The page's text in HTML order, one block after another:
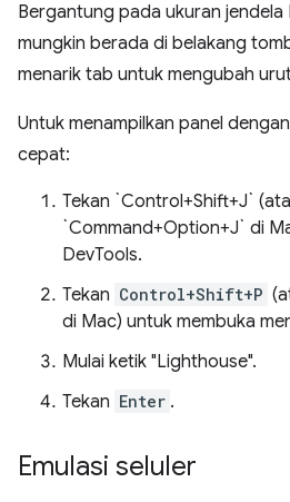
Bergantung pada ukuran jendela
mungkin berada di belakang
menarik tab untuk mengubah
Untuk menampilkan panel dengan
cepat:
Tekan `Control+Shift+J`
`Command+Option+J` di
DevTools.
Tekan Control+Shift+P
di Mac) untuk membuka
Mulai ketik "Lighthouse".
Tekan Enter .
Emulasi seluler